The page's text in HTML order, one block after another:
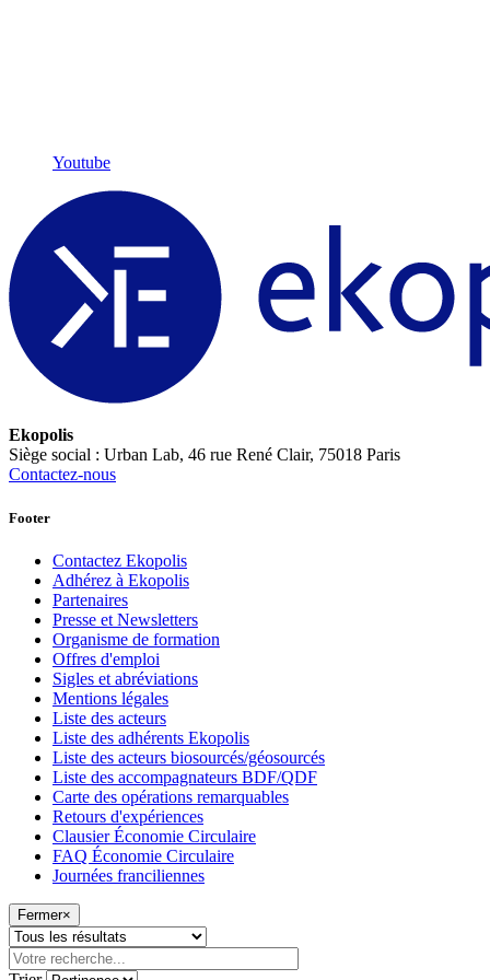
Youtube
Ekopolis
Siège social : Urban Lab, 46 rue René Clair, 75018 Paris
Contactez-nous
Footer
Contactez Ekopolis
Adhérez à Ekopolis
Partenaires
Presse et Newsletters
Organisme de formation
Offres d'emploi
Sigles et abréviations
Mentions légales
Liste des acteurs
Liste des adhérents Ekopolis
Liste des acteurs biosourcés/géosourcés
Liste des accompagnateurs BDF/QDF
Carte des opérations remarquables
Retours d'expériences
Clausier Économie Circulaire
FAQ Économie Circulaire
Journées franciliennes
Fermer×